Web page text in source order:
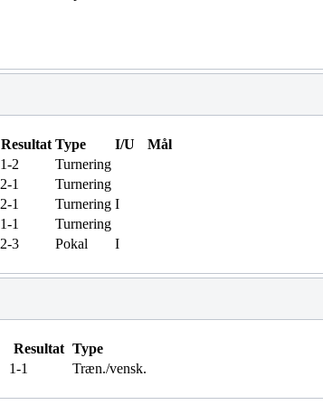
Resultat Type I/U
Mål
1-2
Turnering
2-1
Turnering
2-1 Turnering I
1-1
Turnering
2-3 Pokal I
Resultat Type
1-1 Træn./vensk.